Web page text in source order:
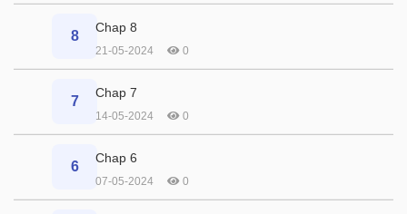
8
Chap 8
21-05-2024 0
7
Chap 7
14-05-2024 0
6
Chap 6
07-05-2024 0